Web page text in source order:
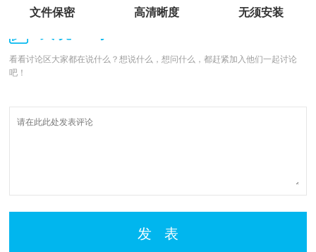
文件保密 高清晰度 无须安装
看看讨论区大家都在说什么？想说什么，想问什么，都赶紧加入他们一起讨论
吧！
发 表